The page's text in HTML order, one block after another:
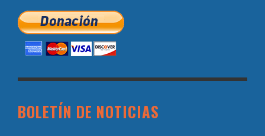
BOLETÍN DE NOTICIAS